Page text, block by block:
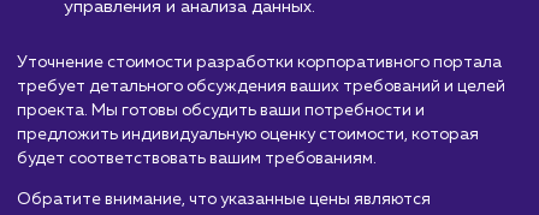
процессы вашей организации, облегчить коммуникацию
сотрудниками и управление корпоративной
Стоимость разработки корпоративного портала зависит
множества факторов, включая сложность функционала,
необходимость интеграции с другими системами,
пользователей и опыт команды разработчиков. Вот